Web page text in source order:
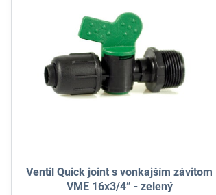
Ventil Quick joint s vonkajším závitom
VME 16x3/4” - zelený